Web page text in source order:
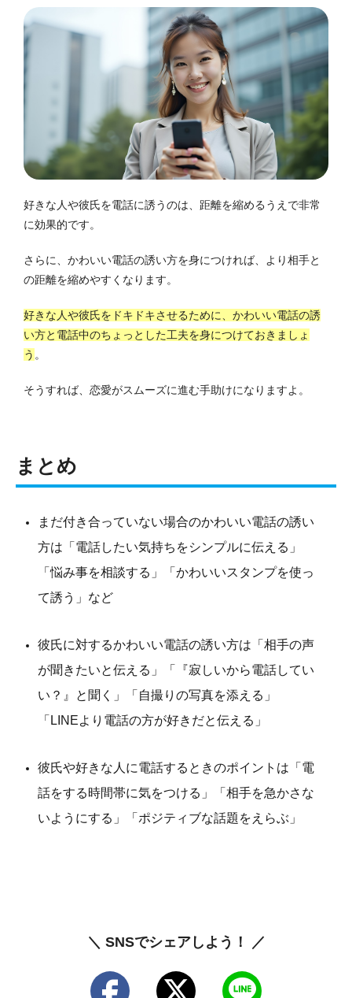
好きな人や彼氏を電話に誘うのは、距離を縮めるうえで非常
に効果的です。
さらに、かわいい電話の誘い方を身につければ、より相手と
の距離を縮めやすくなります。
好きな人や彼氏をドキドキさせるために、かわいい電話の誘
い方と電話中のちょっとした工夫を身につけておきましょ
う 。
そうすれば、恋愛がスムーズに進む手助けになりますよ。
まとめ
まだ付き合っていない場合のかわいい電話の誘い
方は「電話したい気持ちをシンプルに伝える」
「悩み事を相談する」「かわいいスタンプを使っ
て誘う」など
彼氏に対するかわいい電話の誘い方は「相手の声
が聞きたいと伝える」「『寂しいから電話してい
い？』と聞く」「自撮りの写真を添える」
「LINEより電話の方が好きだと伝える」
彼氏や好きな人に電話するときのポイントは「電
話をする時間帯に気をつける」「相手を急かさな
いようにする」「ポジティブな話題をえらぶ」
＼ SNSでシェアしよう！ ／